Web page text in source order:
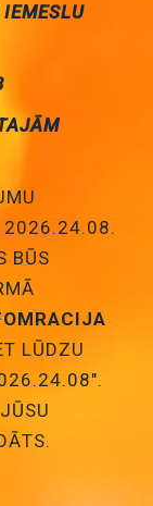
120grad,
2026.24.08.
BŪS
LŪDZU